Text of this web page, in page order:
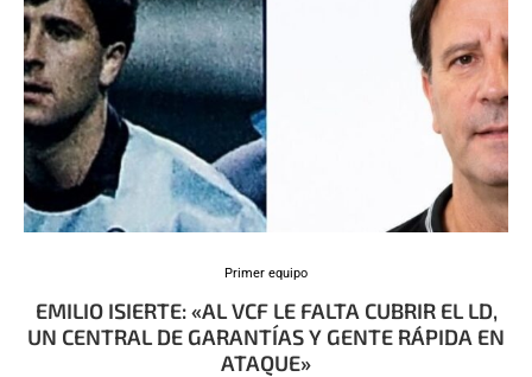
Primer equipo
EMILIO ISIERTE: «AL VCF LE FALTA CUBRIR EL LD,
UN CENTRAL DE GARANTÍAS Y GENTE RÁPIDA EN
ATAQUE»